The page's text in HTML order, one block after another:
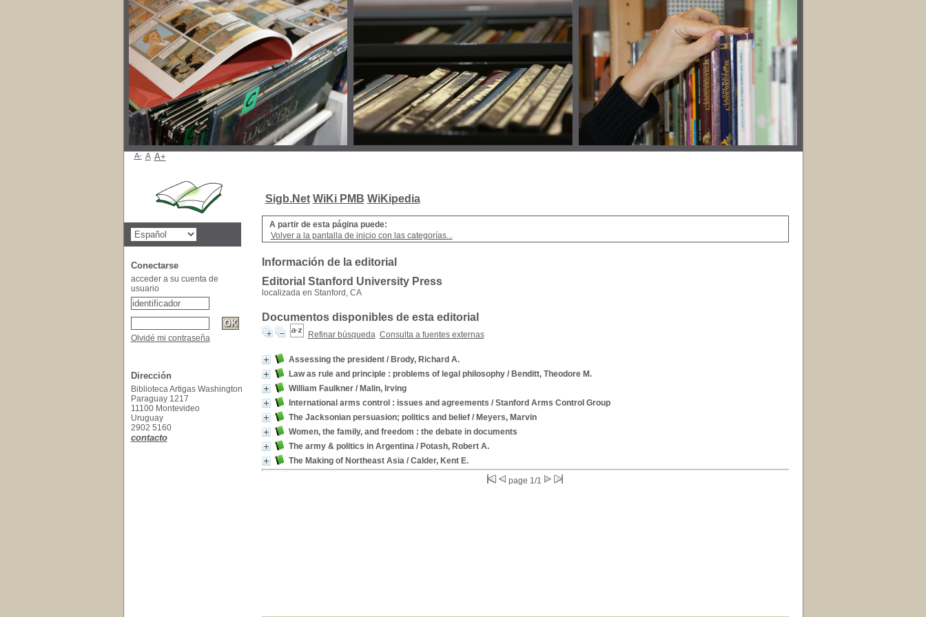
Sigb.Net WiKi PMB WiKipedia
A partir de esta página puede:
Volver a la pantalla de inicio con las categorías...
Información de la editorial
Editorial Stanford University Press
localizada en Stanford, CA
Documentos disponibles de esta editorial
Refinar búsqueda Consulta a fuentes externas
Assessing the president/ Brody, Richard A.
Law as rule and principle : problems of legal philosophy/ Benditt, Theodore M.
William Faulkner/ Malin, Irving
International arms control : issues and agreements / Stanford Arms Control Group
The Jacksonian persuasion; politics and belief/ Meyers, Marvin
Women, the family, and freedom : the debate in documents
The army & politics in Argentina/ Potash, Robert A.
The Making of Northeast Asia/ Calder, Kent E.
page 1/1
A- A A+
Conectarse
acceder a su cuenta de
usuario
Olvidé mi contraseña
Dirección
Biblioteca Artigas Washington
Paraguay 1217
11100 Montevideo
Uruguay
2902 5160
contacto